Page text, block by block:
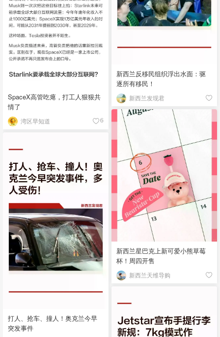
新西兰反移民组织浮出水面：驱
逐所有移民！
新西兰发现君
SpaceX高管吃瘪，打工人狠狠共
情了
湾区早知道 6
新西兰星巴克上新可爱小熊草莓
杯！周四开售
新西兰天维导购
打人、抢车、撞人！奥克兰今早
突发事件